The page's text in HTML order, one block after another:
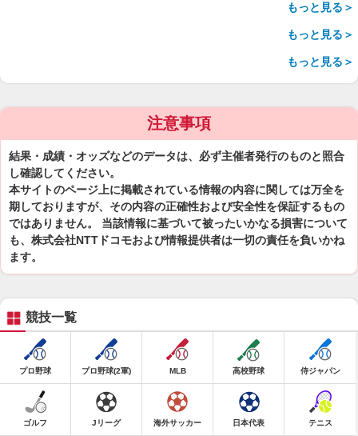
もっと見る＞
もっと見る＞
もっと見る＞
注意事項
結果・成績・オッズなどのデータは、必ず主催者発行のものと照合
し確認してください。
本サイトのページ上に掲載されている情報の内容に関しては万全を
期しておりますが、その内容の正確性および安全性を保証するもの
ではありません。 当該情報に基づいて被ったいかなる損害について
も、株式会社NTTドコモおよび情報提供者は一切の責任を負いかね
ます。
競技一覧
プロ野球 プロ野球(2軍) MLB 高校野球 侍ジャパン
ゴルフ Jリーグ 海外サッカー 日本代表 テニス